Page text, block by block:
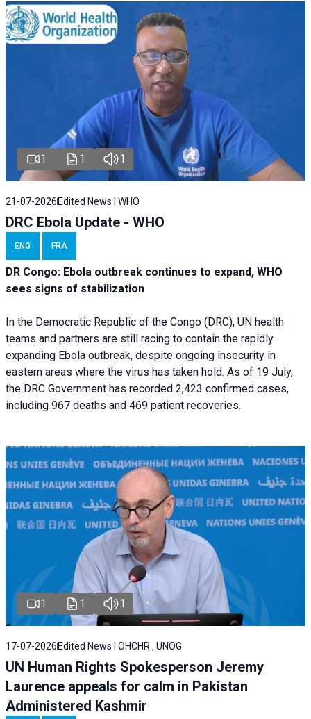
1 1 1
21-07-2026 Edited News | WHO
DRC Ebola Update - WHO
ENG FRA
DR Congo: Ebola outbreak continues to expand, WHO
sees signs of stabilization
In the Democratic Republic of the Congo (DRC), UN health
teams and partners are still racing to contain the rapidly
expanding Ebola outbreak, despite ongoing insecurity in
eastern areas where the virus has taken hold. As of 19 July,
the DRC Government has recorded 2,423 confirmed cases,
including 967 deaths and 469 patient recoveries.
1 1 1
17-07-2026 Edited News | OHCHR , UNOG
UN Human Rights Spokesperson Jeremy
Laurence appeals for calm in Pakistan
Administered Kashmir